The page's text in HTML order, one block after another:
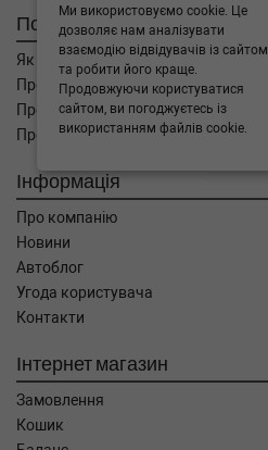
Покупцям
Як замовити
Про оплату
Про доставку
Про повернення
Інформація
Про компанію
Новини
Автоблог
Угода користувача
Контакти
Інтернет магазин
Замовлення
Кошик
Ми використовуємо cookie. Це
дозволяє нам аналізувати
взаємодію відвідувачів із сайтом
та робити його краще.
Продовжуючи користуватися
сайтом, ви погоджуєтесь із
використанням файлів cookie.